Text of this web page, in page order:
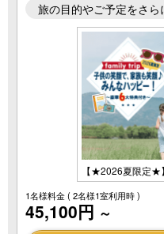
旅の目的やご予定をさら
【★2026夏限定★】
1名様料金( 2名様1室利用時 )
45,100円 ～